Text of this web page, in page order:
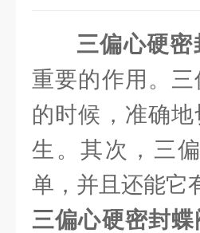
三偏心硬密
重要的作用。
的时候，准确
生。其次，三
单，并且还能它
三偏心硬密封蝶